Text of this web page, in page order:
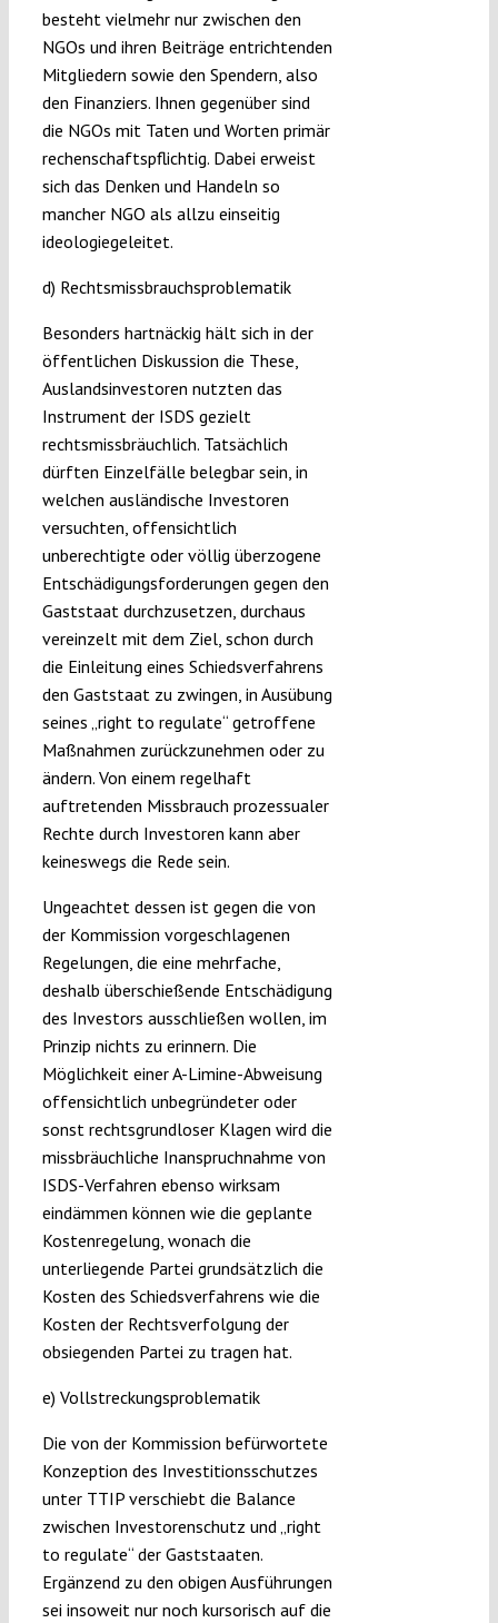
besteht vielmehr nur zwischen den
NGOs und ihren Beiträge entrichtenden
Mitgliedern sowie den Spendern, also
den Finanziers. Ihnen gegenüber sind
die NGOs mit Taten und Worten primär
rechenschaftspflichtig. Dabei erweist
sich das Denken und Handeln so
mancher NGO als allzu einseitig
ideologiegeleitet.
d) Rechtsmissbrauchsproblematik
Besonders hartnäckig hält sich in der
öffentlichen Diskussion die These,
Auslandsinvestoren nutzten das
Instrument der ISDS gezielt
rechtsmissbräuchlich. Tatsächlich
dürften Einzelfälle belegbar sein, in
welchen ausländische Investoren
versuchten, offensichtlich
unberechtigte oder völlig überzogene
Entschädigungsforderungen gegen den
Gaststaat durchzusetzen, durchaus
vereinzelt mit dem Ziel, schon durch
die Einleitung eines Schiedsverfahrens
den Gaststaat zu zwingen, in Ausübung
seines „right to regulate“ getroffene
Maßnahmen zurückzunehmen oder zu
ändern. Von einem regelhaft
auftretenden Missbrauch prozessualer
Rechte durch Investoren kann aber
keineswegs die Rede sein.
Ungeachtet dessen ist gegen die von
der Kommission vorgeschlagenen
Regelungen, die eine mehrfache,
deshalb überschießende Entschädigung
des Investors ausschließen wollen, im
Prinzip nichts zu erinnern. Die
Möglichkeit einer A-Limine-Abweisung
offensichtlich unbegründeter oder
sonst rechtsgrundloser Klagen wird die
missbräuchliche Inanspruchnahme von
ISDS-Verfahren ebenso wirksam
eindämmen können wie die geplante
Kostenregelung, wonach die
unterliegende Partei grundsätzlich die
Kosten des Schiedsverfahrens wie die
Kosten der Rechtsverfolgung der
obsiegenden Partei zu tragen hat.
e) Vollstreckungsproblematik
Die von der Kommission befürwortete
Konzeption des Investitionsschutzes
unter TTIP verschiebt die Balance
zwischen Investorenschutz und „right
to regulate“ der Gaststaaten.
Ergänzend zu den obigen Ausführungen
sei insoweit nur noch kursorisch auf die